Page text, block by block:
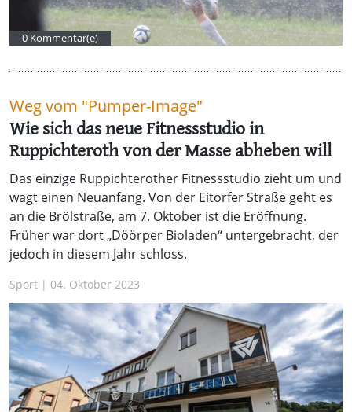
0 Kommentar(e)
Weg vom "Pumper-Image"
Wie sich das neue Fitnessstudio in
Ruppichteroth von der Masse abheben will
Das einzige Ruppichterother Fitnessstudio zieht um und
wagt einen Neuanfang. Von der Eitorfer Straße geht es
an die Brölstraße, am 7. Oktober ist die Eröffnung.
Früher war dort „Döörper Bioladen“ untergebracht, der
jedoch in diesem Jahr schloss.
Sport | 04. Oktober 2023